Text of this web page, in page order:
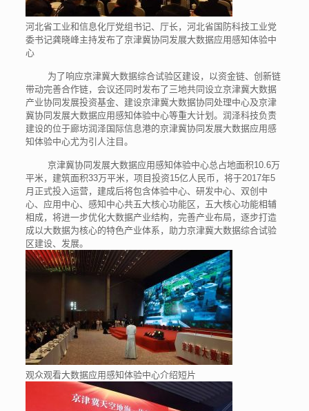
河北省工业和信息化厅党组书记、厅长，河北省国防科技工业党
委书记龚晓峰主持发布了京津冀协同发展大数据应用感知体验中
心
为了响应京津冀大数据综合试验区建设，以资金链、创新链
带动完善合作链，会议还同时发布了三地共同设立京津冀大数据
产业协同发展投资基金、建设京津冀大数据协同处理中心及京津
冀协同发展大数据应用感知体验中心等重大计划。润泽科技负责
建设的位于廊坊润泽国际信息港的京津冀协同发展大数据应用感
知体验中心尤为引人注目。
京津冀协同发展大数据应用感知体验中心总占地面积10.6万
平米，建筑面积33万平米，项目投资15亿人民币，将于2017年5
月正式投入运营，建成后将包含体验中心、研发中心、双创中
心、应用中心、感知中心共五大核心功能区，五大核心功能相辅
相成，将进一步优化大数据产业结构，完善产业布局，逐步打造
成以大数据为核心的特色产业体系，助力京津冀大数据综合试验
区建设、发展。
观众观看大数据应用感知体验中心介绍短片